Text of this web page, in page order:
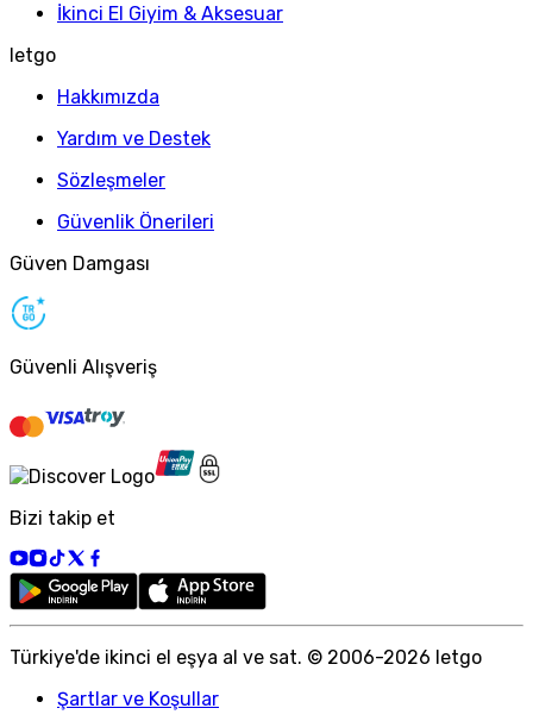
İkinci El Giyim & Aksesuar
letgo
Hakkımızda
Yardım ve Destek
Sözleşmeler
Güvenlik Önerileri
Güven Damgası
Güvenli Alışveriş
Bizi takip et
Türkiye'de ikinci el eşya al ve sat. © 2006-2026 letgo
Şartlar ve Koşullar